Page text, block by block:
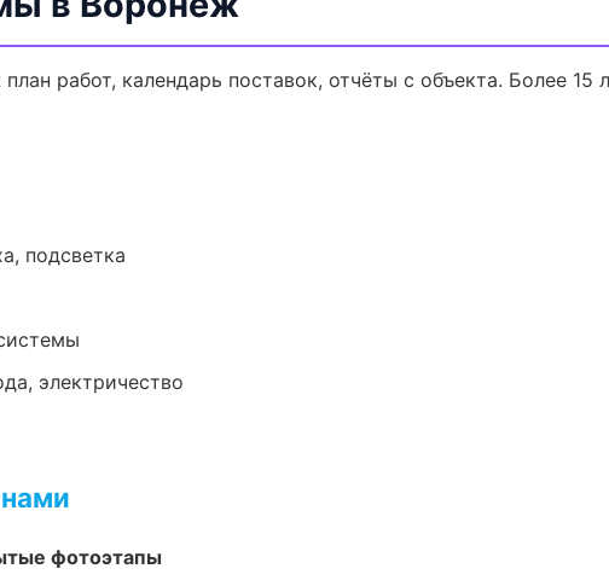
работ, календарь поставок, отчёты с объекта. Более 15
подсветка
электричество
фотоэтапы